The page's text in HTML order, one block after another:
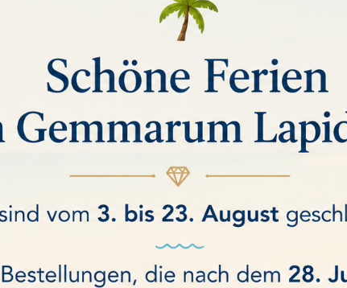
15 cm
und in beiden Richtungen verwendbar.